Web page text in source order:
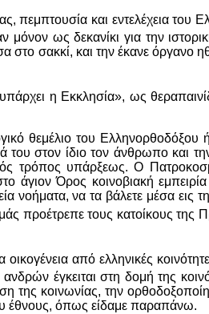
πεμπτουσία και εντελέχεια του
μόνον ως δεκανίκι για την
στο σακκί, και την έκανε όργανο
υπάρχει η Εκκλησία», ως
θεμέλιο του Ελληνορθοδόξου
στον ίδιο τον άνθρωπο και
τρόπος υπάρξεως. Ο
άγιον Όρος κοινοβιακή
νοήματα, να τα βάλετε μέσα εις
προέτρεπε τους κατοίκους της
από ελληνικές
έγκειται στη δομή της
της κοινωνίας, την
έθνους, όπως είδαμε παραπάνω.